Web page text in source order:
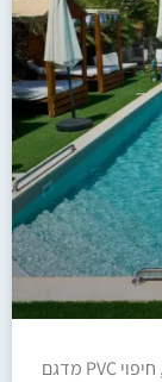
אשדוד והדרום ישוב תפרח בריכת בטון סקימרים, חיפוי PVC מדגם